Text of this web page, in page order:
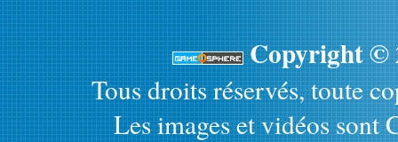
Copyright ©
Tous droits réservés, toute
Les images et vidéos